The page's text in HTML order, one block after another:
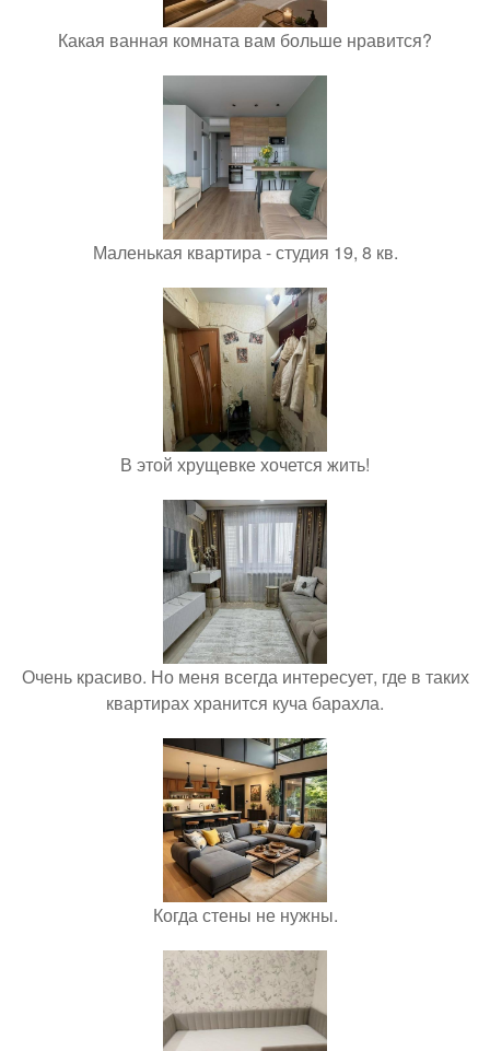
Какая ванная комната вам больше нравится?
Маленькая квартира - студия 19, 8 кв.
В этой хрущевке хочется жить!
Очень красиво. Но меня всегда интересует, где в таких
квартирах хранится куча барахла.
Когда стены не нужны.